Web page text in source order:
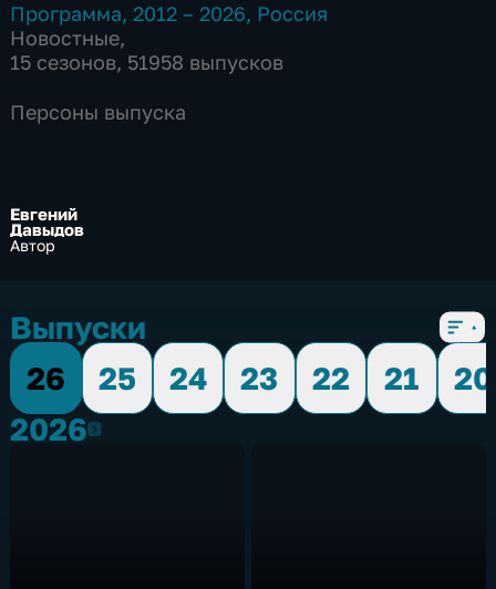
Программа, 2012 – 2026, Россия
Новостные,
15 сезонов, 51958 выпусков
Персоны выпуска
Евгений
Давыдов
Автор
Выпуски
26
25 24 23 22 21
20
20262026